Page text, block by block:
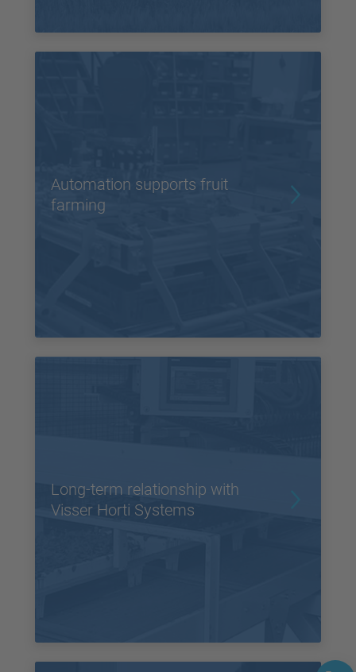
Automation supports fruit
farming
Long-term relationship with
Visser Horti Systems